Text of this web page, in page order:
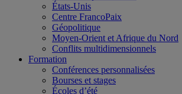
États-Unis
Centre FrancoPaix
Géopolitique
Moyen-Orient et Afrique du Nord
Conflits multidimensionnels
Formation
Conférences personnalisées
Bourses et stages
Écoles d’été